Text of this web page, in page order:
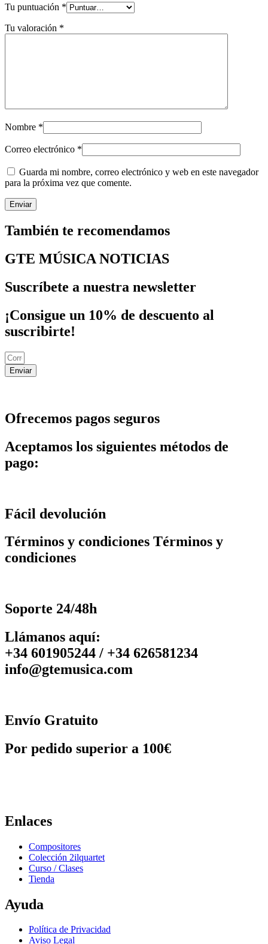
Tu puntuación *
Tu valoración *
Nombre *
Correo electrónico *
Guarda mi nombre, correo electrónico y web en este navegador
para la próxima vez que comente.
También te recomendamos
GTE MÚSICA NOTICIAS
Suscríbete a nuestra newsletter
¡Consigue un 10% de descuento al
suscribirte!
Enviar
Ofrecemos pagos seguros
Aceptamos los siguientes métodos de
pago:
Fácil devolución
Términos y condiciones Términos y
condiciones
Soporte 24/48h
Llámanos aquí:
+34 601905244 / +34 626581234
info@gtemusica.com
Envío Gratuito
Por pedido superior a 100€
Enlaces
Compositores
Colección 2ilquartet
Curso / Clases
Tienda
Ayuda
Política de Privacidad
Aviso Legal